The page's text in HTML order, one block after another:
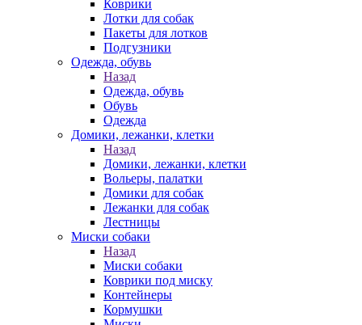
Коврики
Лотки для собак
Пакеты для лотков
Подгузники
Одежда, обувь
Назад
Одежда, обувь
Обувь
Одежда
Домики, лежанки, клетки
Назад
Домики, лежанки, клетки
Вольеры, палатки
Домики для собак
Лежанки для собак
Лестницы
Миски собаки
Назад
Миски собаки
Коврики под миску
Контейнеры
Кормушки